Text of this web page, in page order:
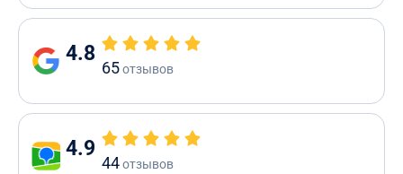
4.8
65отзывов
4.9
44отзывов